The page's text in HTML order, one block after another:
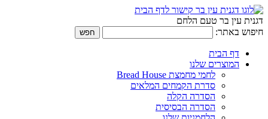
דגנית עין בר טעם הלחם
חיפוש באתר:
דף הבית
המוצרים שלנו
לחמי מחמצת Bread House
סדרת הקמחים המלאים
הסדרה הקלה
הסדרה הבסיסית